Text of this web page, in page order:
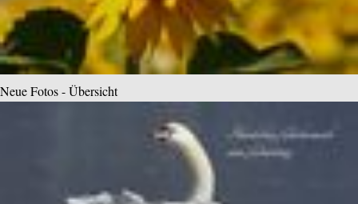
Neue Fotos - Übersicht